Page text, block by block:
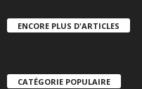
ENCORE PLUS D'ARTICLES
CATÉGORIE POPULAIRE